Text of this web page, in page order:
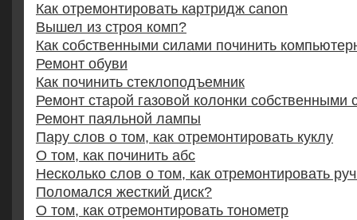
Как отремонтировать картридж canon
Вышел из строя комп?
Как собственными силами починить
Ремонт обуви
Как починить стеклоподъемник
Ремонт старой газовой колонки собственными
Ремонт паяльной лампы
Пару слов о том, как отремонтировать куклу
О том, как починить абс
Несколько слов о том, как отремонтировать
Поломался жесткий диск?
О том, как отремонтировать тонометр